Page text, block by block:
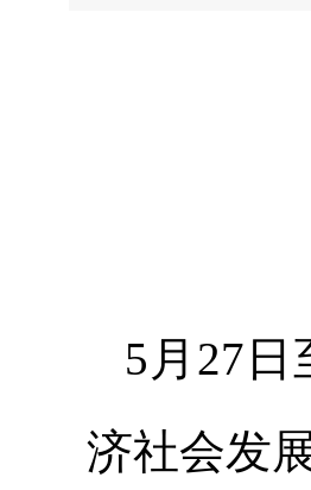
5月27
济社会发